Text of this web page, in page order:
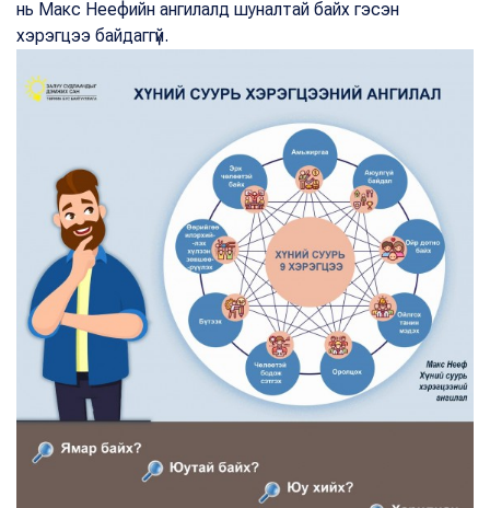
нь Макс Неефийн ангилалд шуналтай байх гэсэн
хэрэгцээ байдаггүй.